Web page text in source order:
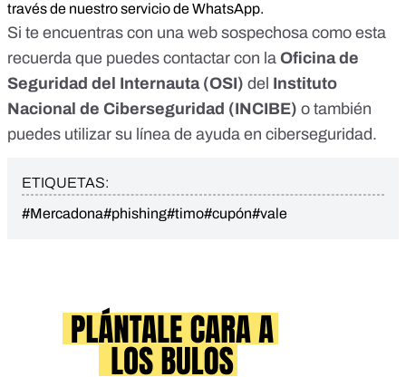
través de nuestro servicio de WhatsApp.
Si te encuentras con una web sospechosa como esta
recuerda que puedes contactar con la Oficina de
Seguridad del Internauta(OSI) del Instituto
Nacional de Ciberseguridad (INCIBE) o también
puedes utilizar su línea de ayuda en ciberseguridad.
ETIQUETAS:
#Mercadona#phishing#timo#cupón#vale